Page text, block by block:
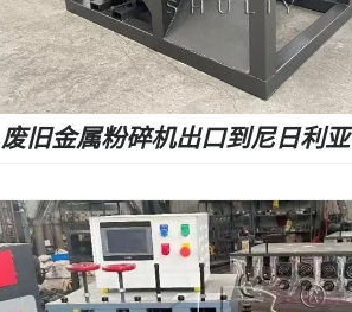
废旧金属粉碎机出口到尼日利亚